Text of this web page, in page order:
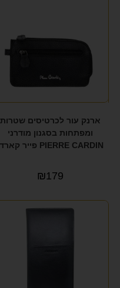
ארנק עור לכרטיסים שטרות
ומפתחות בסגנון מודרני
PIERRE CARDIN פייר קארדן
₪179